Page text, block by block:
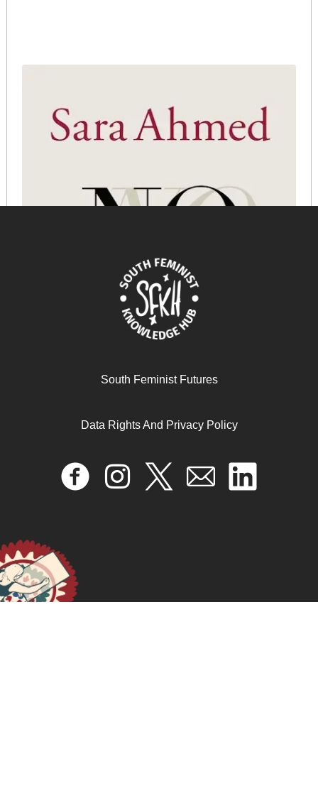
No is Not a Lonely Utterance: The Art and Activism of
Complaining
South Feminist Futures
Data Rights And Privacy Policy